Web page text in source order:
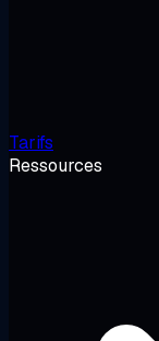
Tarifs
Ressources